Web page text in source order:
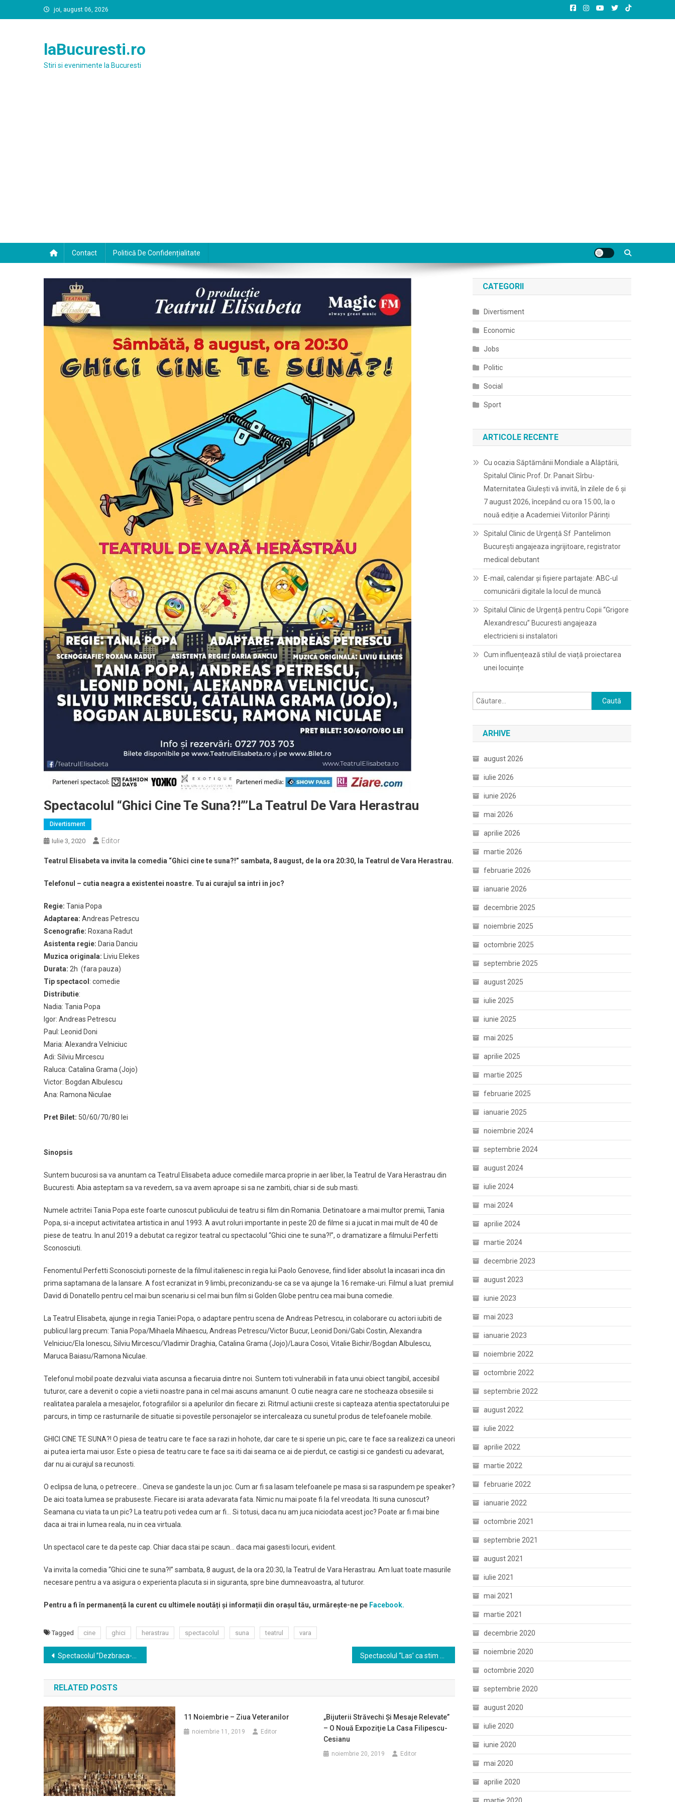
to
joi, august 06, 2026
laBucuresti.ro
Stiri si evenimente la Bucuresti
Contact Politică De Confidențialitate
Spectacolul “Ghici Cine Te Suna?!”’la Teatrul De Vara Herastrau
Divertisment
Iulie 3, 2020 Editor
Teatrul Elisabeta va invita la comedia “Ghici cine te suna?!” sambata, 8 august, de la ora 20:30, la Teatrul de Vara Herastrau.
Telefonul – cutia neagra a existentei noastre. Tu ai curajul sa intri in joc?
Regie: Tania Popa
Adaptarea: Andreas Petrescu
Scenografie: Roxana Radut
Asistenta regie: Daria Danciu
Muzica originala:
Liviu Elekes
Durata: 2h (fara pauza)
Tip spectacol : comedie
Distributie:
Nadia: Tania Popa
Igor: Andreas Petrescu
Paul: Leonid Doni
Maria: Alexandra Velniciuc
Adi: Silviu Mircescu
Raluca: Catalina Grama (Jojo)
Victor: Bogdan Albulescu
Ana: Ramona Niculae
Pret Bilet: 50/60/70/80 lei
Sinopsis
Suntem bucurosi sa va anuntam ca Teatrul Elisabeta aduce comediile marca proprie in aer liber, la Teatrul de Vara Herastrau din
Bucuresti. Abia asteptam sa va revedem, sa va avem aproape si sa ne zambiti, chiar si de sub masti.
Numele actritei Tania Popa este foarte cunoscut publicului de teatru si film din Romania. Detinatoare a mai multor premii, Tania
Popa, si-a inceput activitatea artistica in anul 1993. A avut roluri importante in peste 20 de filme si a jucat in mai mult de 40 de
piese de teatru. In anul 2019 a debutat ca regizor teatral cu spectacolul “Ghici cine te suna?!”, o dramatizare a filmului Perfetti
Sconosciuti.
Fenomentul Perfetti Sconosciuti porneste de la filmul italienesc in regia lui Paolo Genovese, fiind lider absolut la incasari inca din
prima saptamana de la lansare. A fost ecranizat in 9 limbi, preconizandu-se ca se va ajunge la 16 remake-uri. Filmul a luat premiul
David di Donatello pentru cel mai bun scenariu si cel mai bun film si Golden Globe pentru cea mai buna comedie.
La Teatrul Elisabeta, ajunge in regia Taniei Popa, o adaptare pentru scena de Andreas Petrescu, in colaborare cu actori iubiti de
publicul larg precum: Tania Popa/Mihaela Mihaescu, Andreas Petrescu/Victor Bucur, Leonid Doni/Gabi Costin, Alexandra
Velniciuc/Ela Ionescu, Silviu Mircescu/Vladimir Draghia, Catalina Grama (Jojo)/Laura Cosoi, Vitalie Bichir/Bogdan Albulescu,
Maruca Baiasu/Ramona Niculae.
Telefonul mobil poate dezvalui viata ascunsa a fiecaruia dintre noi. Suntem toti vulnerabili in fata unui obiect tangibil, accesibil
tuturor, care a devenit o copie a vietii noastre pana in cel mai ascuns amanunt. O cutie neagra care ne stocheaza obsesiile si
realitatea paralela a mesajelor, fotografiilor si a apelurilor din fiecare zi. Ritmul actiunii creste si capteaza atentia spectatorului pe
parcurs, in timp ce rasturnarile de situatie si povestile personajelor se intercaleaza cu sunetul produs de telefoanele mobile.
GHICI CINE TE SUNA?! O piesa de teatru care te face sa razi in hohote, dar care te si sperie un pic, care te face sa realizezi ca uneori
ai putea ierta mai usor. Este o piesa de teatru care te face sa iti dai seama ce ai de pierdut, ce castigi si ce gandesti cu adevarat,
dar nu ai curajul sa recunosti.
O eclipsa de luna, o petrecere… Cineva se gandeste la un joc. Cum ar fi sa lasam telefoanele pe masa si sa raspundem pe speaker?
De aici toata lumea se prabuseste. Fiecare isi arata adevarata fata. Nimic nu mai poate fi la fel vreodata. Iti suna cunoscut?
Seamana cu viata ta un pic? La teatru poti vedea cum ar fi… Si totusi, daca nu am juca niciodata acest joc? Poate ar fi mai bine
daca ai trai in lumea reala, nu in cea virtuala.
Un spectacol care te da peste cap. Chiar daca stai pe scaun… daca mai gasesti locuri, evident.
Va invita la comedia “Ghici cine te suna?!” sambata, 8 august, de la ora 20:30, la Teatrul de Vara Herastrau. Am luat toate masurile
necesare pentru a va asigura o experienta placuta si in siguranta, spre bine dumneavoastra, al tuturor.
Pentru a fi în permanență la curent cu ultimele noutăți și informații din orașul tău, urmărește-ne pe Facebook.
Tagged cine ghici herastrau spectacolul suna teatrul vara
Navigare
în
articole
Spectacolul ”Dezbraca-te, vreau sa-ti vorbesc!” la Amfiteatrul “Mihai Eminescu”
RELATED POSTS
11 Noiembrie – Ziua Veteranilor
noiembrie 11, 2019 Editor
„Bijuterii Străvechi Şi Mesaje Relevate”
– O Nouă Expoziţie La Casa Filipescu-
Cesianu
noiembrie 20, 2019 Editor
CATEGORII
Divertisment
Economic
Jobs
Politic
Social
Sport
ARTICOLE RECENTE
Cu ocazia Săptămânii Mondiale a Alăptării,
Spitalul Clinic Prof. Dr. Panait Sîrbu-
Maternitatea Giulești vă invită, în zilele de 6 și
7 august 2026, începând cu ora 15:00, la o
nouă ediție a Academiei Viitorilor Părinți
Spitalul Clinic de Urgență Sf .Pantelimon
București angajeaza ingrijitoare, registrator
medical debutant
E-mail, calendar şi fişiere partajate: ABC-ul
comunicării digitale la locul de muncă
Spitalul Clinic de Urgență pentru Copii “Grigore
Alexandrescu” Bucuresti angajeaza
electricieni si instalatori
Cum influențează stilul de viață proiectarea
unei locuințe
Caută
după:
ARHIVE
august 2026
iulie 2026
iunie 2026
mai 2026
aprilie 2026
martie 2026
februarie 2026
ianuarie 2026
decembrie 2025
noiembrie 2025
octombrie 2025
septembrie 2025
august 2025
iulie 2025
iunie 2025
mai 2025
aprilie 2025
martie 2025
februarie 2025
ianuarie 2025
noiembrie 2024
septembrie 2024
august 2024
iulie 2024
mai 2024
aprilie 2024
martie 2024
decembrie 2023
august 2023
iunie 2023
mai 2023
ianuarie 2023
noiembrie 2022
octombrie 2022
septembrie 2022
august 2022
iulie 2022
aprilie 2022
martie 2022
februarie 2022
ianuarie 2022
octombrie 2021
septembrie 2021
august 2021
iulie 2021
mai 2021
martie 2021
decembrie 2020
noiembrie 2020
octombrie 2020
septembrie 2020
august 2020
iulie 2020
iunie 2020
mai 2020
aprilie 2020